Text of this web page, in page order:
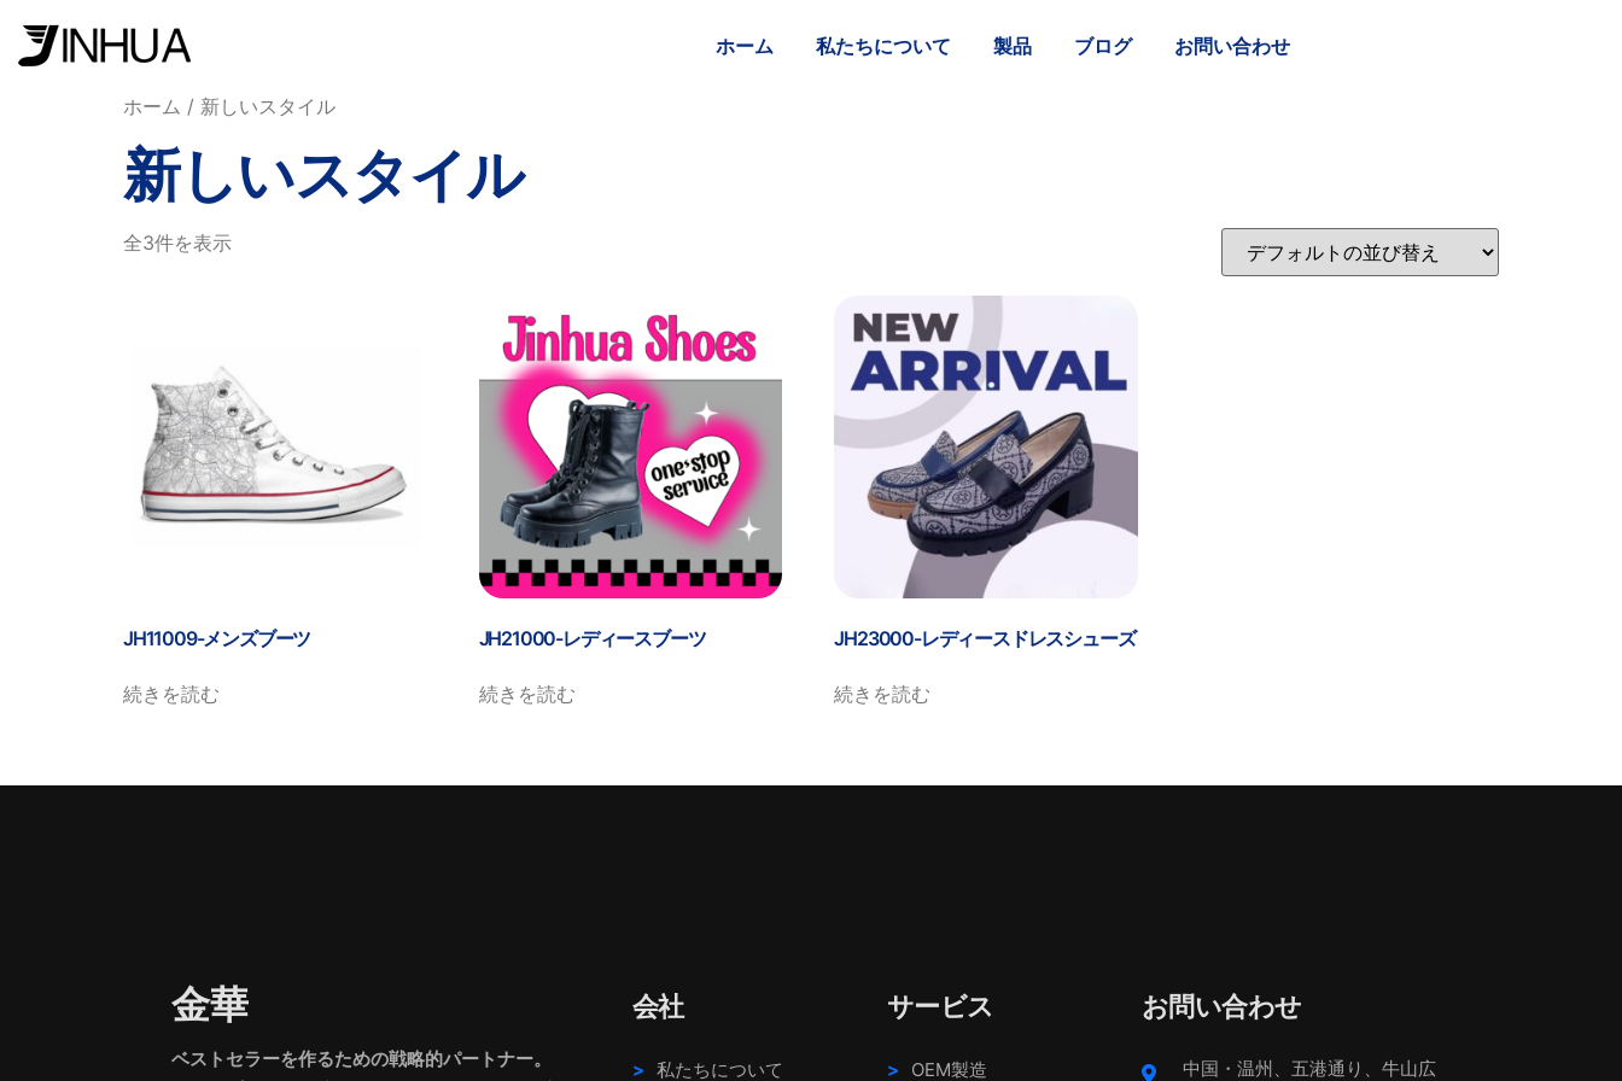
ホーム 私たちについて 製品 ブログ お問い合わせ
ホーム / 新しいスタイル
新しいスタイル
全3件を表示
JH11009-メンズブーツ
続きを読む
JH21000-レディースブーツ
続きを読む
JH23000-レディースドレスシューズ
続きを読む
金華
ベストセラーを作るための戦略的パートナー。
会社
私たちについて
サービス
OEM製造
お問い合わせ
中国・温州、五港通り、牛山広